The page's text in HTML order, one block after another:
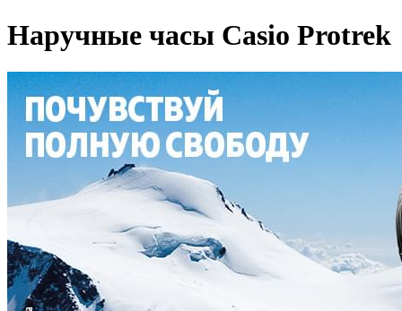
Наручные часы Casio Protrek